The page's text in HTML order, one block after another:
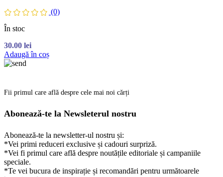
(0)
În stoc
30.00 lei
Adaugă în coș
Fii primul care află despre cele mai noi cărți
Abonează-te la Newsleterul nostru
Abonează-te la newsletter-ul nostru și:
*Vei primi reduceri exclusive și cadouri surpriză.
*Vei fi primul care află despre noutățile editoriale și campaniile
speciale.
*Te vei bucura de inspirație și recomandări pentru următoarele